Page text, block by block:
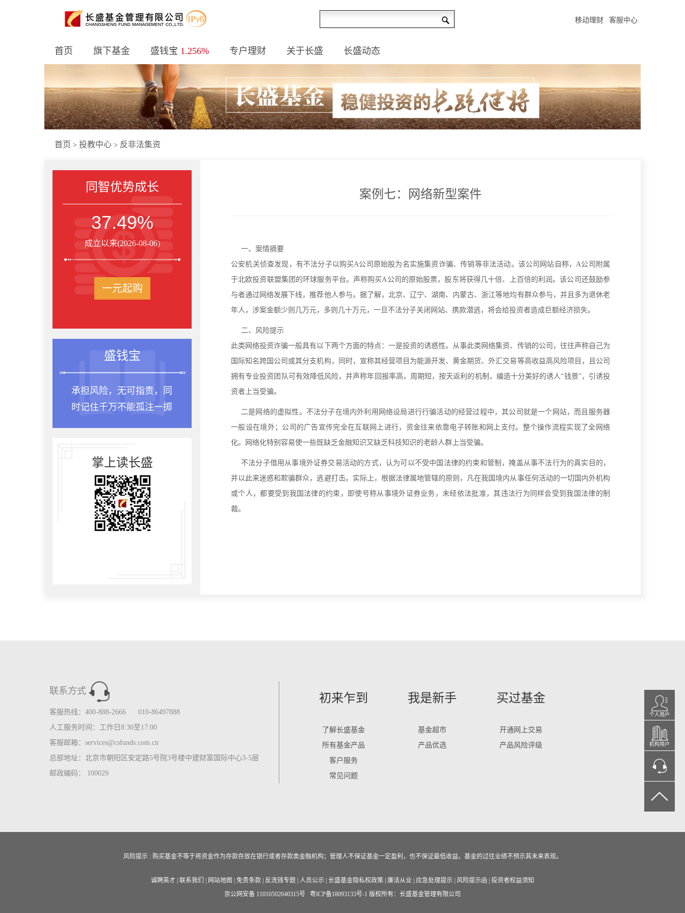
移动理财 客服中心
首页 旗下基金 盛钱宝 1.256% 专户理财 关于长盛 长盛动态
首页 > 投教中心 > 反非法集资
同智优势成长
37.49%
成立以来(2026-08-06)
一元起购
盛钱宝
承担风险，无可指责，同
时记住千万不能孤注一掷
掌上读长盛
案例七：网络新型案件
一、案情摘要
公安机关侦查发现，有不法分子以购买A公司原始股为名实施集资诈骗、传销等非法活动。该公司网站自称，A公司附属
于北欧投资联盟集团的环球服务平台。声称购买A公司的原始股票，股东将获得几十倍、上百倍的利润。该公司还鼓励参
与者通过网络发展下线，推荐他人参与。据了解，北京、辽宁、湖南、内蒙古、浙江等地均有群众参与，并且多为退休老
年人，涉案金额少则几万元，多则几十万元，一旦不法分子关闭网站、携款潜逃，将会给投资者造成巨额经济损失。
二、风险提示
此类网络投资诈骗一般具有以下两个方面的特点：一是投资的诱惑性。从事此类网络集资、传销的公司，往往声称自己为
国际知名跨国公司或其分支机构，同时，宣称其经营项目为能源开发、黄金期货、外汇交易等高收益高风险项目，且公司
拥有专业投资团队可有效降低风险，并声称年回报率高，周期短，按天返利的机制，编造十分美好的诱人“钱景”，引诱投
资者上当受骗。
二是网络的虚拟性。不法分子在境内外利用网络设局进行行骗活动的经营过程中，其公司就是一个网站，而且服务器
一般设在境外；公司的广告宣传完全在互联网上进行，资金往来依靠电子转账和网上支付。整个操作流程实现了全网络
化。网络化特别容易使一些既缺乏金融知识又缺乏科技知识的老龄人群上当受骗。
不法分子借用从事境外证券交易活动的方式，认为可以不受中国法律的约束和管制，掩盖从事不法行为的真实目的，
并以此来迷惑和欺骗群众，逃避打击。实际上，根据法律属地管辖的原则，凡在我国境内从事任何活动的一切国内外机构
或个人，都要受到我国法律的约束，即使号称从事境外证券业务，未经依法批准，其违法行为同样会受到我国法律的制
裁。
联系方式
客服热线：400-888-2666 010-86497888
人工服务时间：工作日8:30至17:00
客服邮箱：services@csfunds.com.cn
总部地址：北京市朝阳区安定路5号院3号楼中建财富国际中心3-5层
邮政编码： 100029
初来乍到
了解长盛基金
所有基金产品
客户服务
常见问题
我是新手
基金超市
产品优选
买过基金
开通网上交易
产品风险评级
风险提示 : 购买基金不等于将资金作为存款存放在银行或者存款类金融机构；管理人不保证基金一定盈利，也不保证最低收益。基金的过往业绩不预示其未来表现。
诚聘英才 联系我们 网站地图 免责条款 反洗钱专题 人员公示 长盛基金隐私权政策 廉洁从业 应急处理提示 风险提示函
投资者权益须知
京公网安备 11010502040315号
粤ICP备18093133号-1 版权所有：长盛基金管理有限公司
个人用户
机构用户